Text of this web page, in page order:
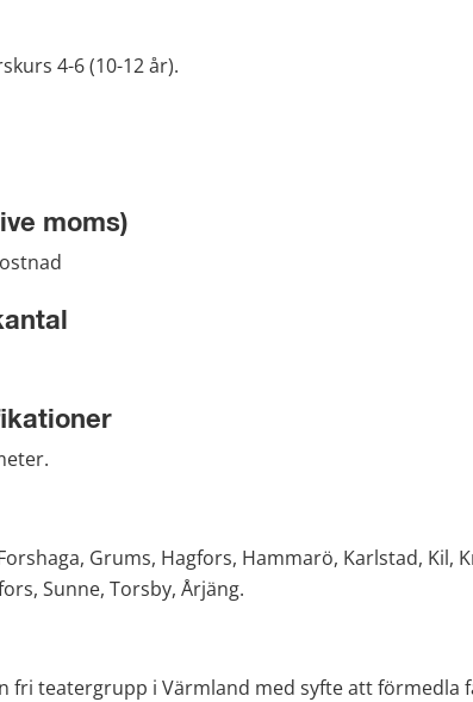
4-6 (10-12 år).
moms)
Grums, Hagfors, Hammarö, Karlstad, Kil,
Sunne, Torsby, Årjäng.
fri teatergrupp i Värmland med syfte att förmedla